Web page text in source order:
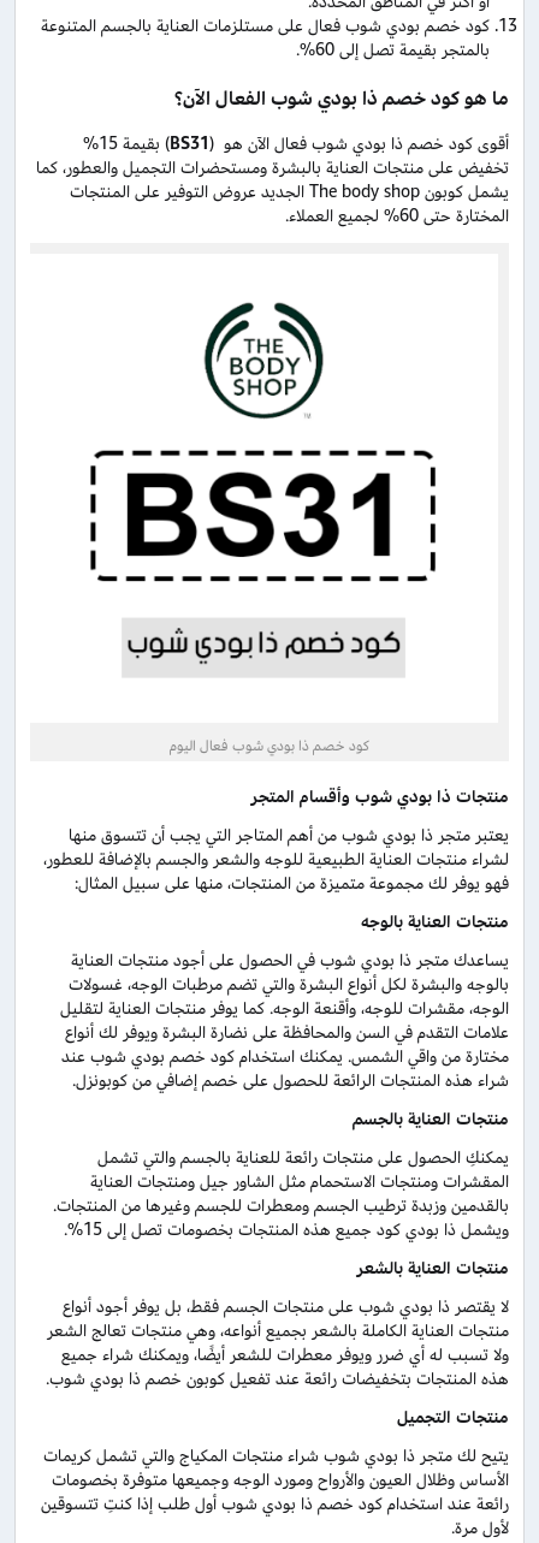
كود خصم بودي شوب فعال على مستلزمات العناية بالجسم المتنوعة
بالمتجر بقيمة تصل إلى 60%.
ما هو كود خصم ذا بودي شوب الفعال الآن؟
أقوى كود خصم ذا بودي شوب فعال الآن هو (BS31
) بقيمة 15%
تخفيض على منتجات العناية بالبشرة ومستحضرات التجميل والعطور، كما
يشمل كوبون The body shop الجديد عروض التوفير على المنتجات
المختارة حتى 60% لجميع العملاء.
كود خصم ذا بودي شوب فعال اليوم
منتجات ذا بودي شوب وأقسام المتجر
يعتبر متجر ذا بودي شوب من أهم المتاجر التي يجب أن تتسوق منها
لشراء منتجات العناية الطبيعية للوجه والشعر والجسم بالإضافة للعطور،
فهو يوفر لك مجموعة متميزة من المنتجات، منها على سبيل المثال:
منتجات العناية بالوجه
يساعدك متجر ذا بودي شوب في الحصول على أجود منتجات العناية
بالوجه والبشرة لكل أنواع البشرة والتي تضم مرطبات الوجه، غسولات
الوجه، مقشرات للوجه، وأقنعة الوجه. كما يوفر منتجات العناية لتقليل
علامات التقدم في السن والمحافظة على نضارة البشرة ويوفر لك أنواع
مختارة من واقي الشمس. يمكنك استخدام كود خصم بودي شوب عند
شراء هذه المنتجات الرائعة للحصول على خصم إضافي من كوبونزل.
منتجات العناية بالجسم
يمكنكِ الحصول على منتجات رائعة للعناية بالجسم والتي تشمل
المقشرات ومنتجات الاستحمام مثل الشاور جيل ومنتجات العناية
بالقدمين وزبدة ترطيب الجسم ومعطرات للجسم وغيرها من المنتجات.
ويشمل ذا بودي كود جميع هذه المنتجات بخصومات تصل إلى 15%.
منتجات العناية بالشعر
لا يقتصر ذا بودي شوب على منتجات الجسم فقط، بل يوفر أجود أنواع
منتجات العناية الكاملة بالشعر بجميع أنواعه، وهي منتجات تعالج الشعر
ولا تسبب له أي ضرر ويوفر معطرات للشعر أيضًا، ويمكنك شراء جميع
هذه المنتجات بتخفيضات رائعة عند تفعيل كوبون خصم ذا بودي شوب.
منتجات التجميل
يتيح لك متجر ذا بودي شوب شراء منتجات المكياج والتي تشمل كريمات
الأساس وظلال العيون والأرواح ومورد الوجه وجميعها متوفرة بخصومات
رائعة عند استخدام كود خصم ذا بودي شوب أول طلب إذا كنتِ تتسوقين
لأول مرة.